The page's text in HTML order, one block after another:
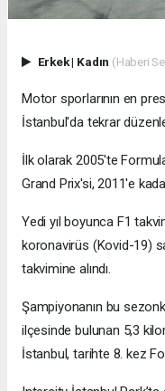
Erkek| Kadın (Haberi
Motor sporlarının en
İstanbul'da tekrar
İlk olarak 2005'te
Grand Prix'si, 2011'e
Yedi yıl boyunca F1
koronavirüs (Kovid-19)
takvimine alındı.
Şampiyonanın bu
ilçesinde bulunan 5,3
İstanbul, tarihte 8. kez